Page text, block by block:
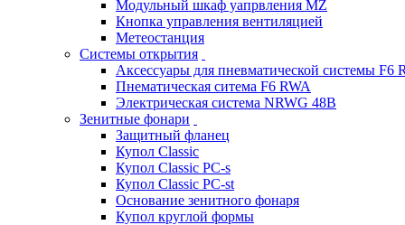
Модульный шкаф уапрвления MZ
Кнопка управления вентиляцией
Метеостанция
Системы открытия
Аксессуары для пневматической системы F6
Пнематическая ситема F6 RWA
Электрическая система NRWG 48В
Зенитные фонари
Защитный фланец
Купол Classic
Купол Classic PC-s
Купол Classic PC-st
Основание зенитного фонаря
Купол круглой формы